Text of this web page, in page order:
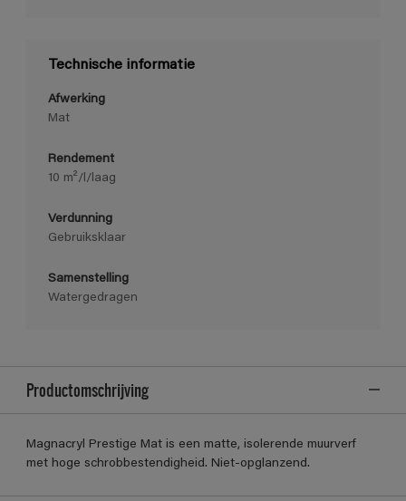
Technische informatie
Afwerking
Mat
Rendement
10 m²/l/laag
Verdunning
Gebruiksklaar
Samenstelling
Watergedragen
Productomschrijving
Magnacryl Prestige Mat is een matte, isolerende muurverf
met hoge schrobbestendigheid. Niet-opglanzend.